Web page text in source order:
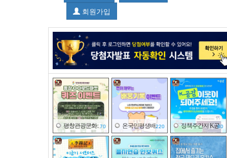
회원가입
평창관광문화..70 온국민평생배..220 정책주간지 K공..80